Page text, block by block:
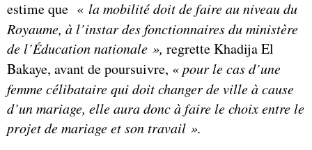
estime que « la mobilité doit de faire au niveau du
Royaume, à l’instar des fonctionnaires du ministère
de l’Éducation nationale », regrette Khadija El
Bakaye, avant de poursuivre, «pour le cas d’une
femme célibataire qui doit changer de ville à cause
d’un mariage, elle aura donc à faire le choix entre le
projet de mariage et son travail ».